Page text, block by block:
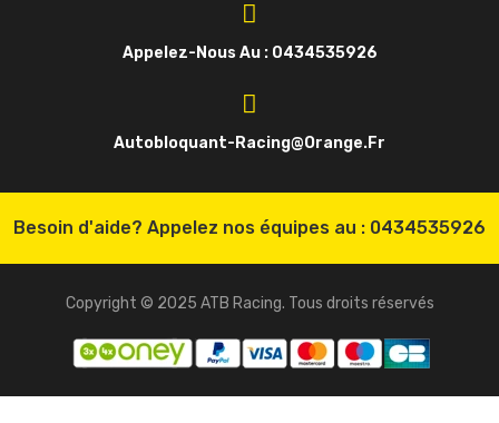
Appelez-Nous Au : 0434535926
Autobloquant-Racing@orange.fr
Besoin d'aide? Appelez nos équipes au : 0434535926
Copyright © 2025 ATB Racing. Tous droits réservés